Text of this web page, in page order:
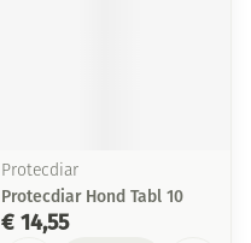
Protecdiar
Protecdiar Hond Tabl 10
€ 14,55